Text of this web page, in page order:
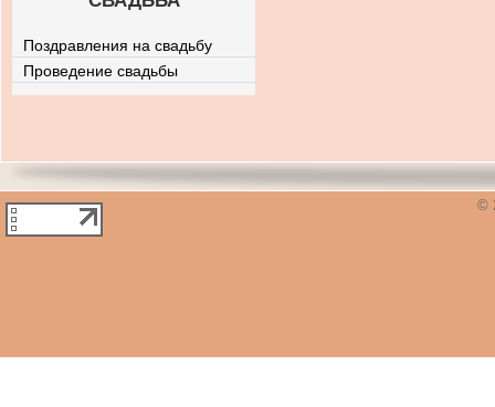
Поздравления на свадьбу
Проведение свадьбы
©